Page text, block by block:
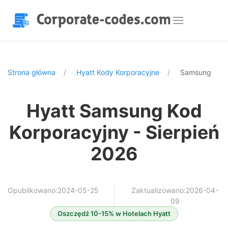
Strona główna Hyatt Kody Korporacyjne Samsung
Hyatt Samsung Kod
Korporacyjny - Sierpień
2026
Opublikowano:2024-05-25
Zaktualizowano:2026-04-
09
Oszczędź 10-15% w Hotelach Hyatt